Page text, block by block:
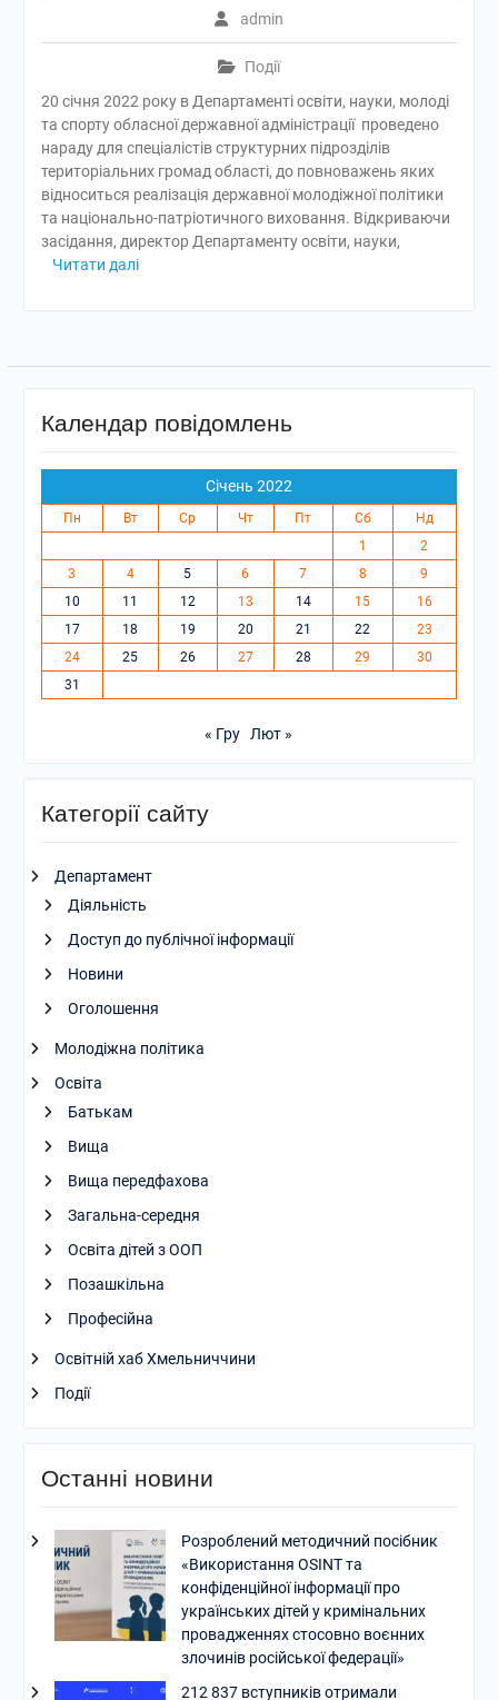
admin
Події
20 січня 2022 року в Департаменті освіти, науки, молоді
та спорту обласної державної адміністрації проведено
нараду для спеціалістів структурних підрозділів
територіальних громад області, до повноважень яких
відноситься реалізація державної молодіжної політики
та національно-патріотичного виховання. Відкриваючи
засідання, директор Департаменту освіти, науки,
Читати далі
Календар повідомлень
Січень 2022
Пн Вт Ср Чт Пт Сб
Нд
1
2
3
4 5 6 7 8
9
10
11 12 13 14 15
16
17
18 19 20 21 22
23
24
25 26 27 28 29
30
31
« Гру Лют »
Категорії сайту
Департамент
Діяльність
Доступ до публічної інформації
Новини
Оголошення
Молодіжна політика
Освіта
Батькам
Вища
Вища передфахова
Загальна-середня
Освіта дітей з ООП
Позашкільна
Професійна
Освітній хаб Хмельниччини
Події
Останні новини
Розроблений методичний посібник
«Використання OSINT та
конфіденційної інформації про
українських дітей у кримінальних
провадженнях стосовно воєнних
злочинів російської федерації»
212 837 вступників отримали